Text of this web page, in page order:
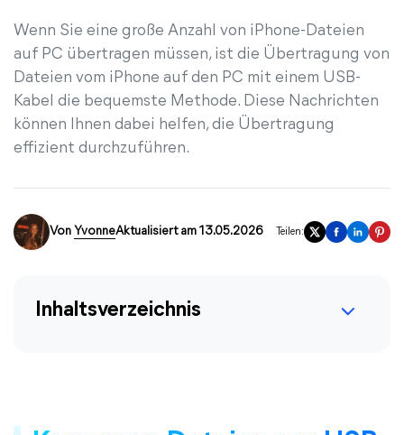
Wenn Sie eine große Anzahl von iPhone-Dateien
auf PC übertragen müssen, ist die Übertragung von
Dateien vom iPhone auf den PC mit einem USB-
Kabel die bequemste Methode. Diese Nachrichten
können Ihnen dabei helfen, die Übertragung
effizient durchzuführen.
Von YvonneAktualisiert am 13.05.2026 Teilen:
Inhaltsverzeichnis